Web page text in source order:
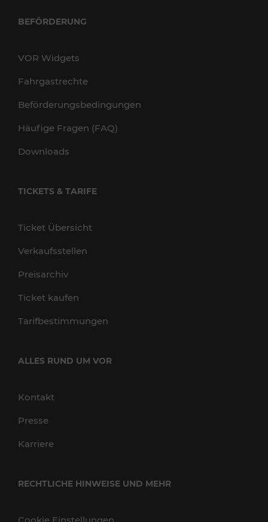
BEFÖRDERUNG
VOR Widgets
Fahrgastrechte
Beförderungsbedingungen
Häufige Fragen (FAQ)
Downloads
TICKETS & TARIFE
Ticket Übersicht
Verkaufsstellen
Preisarchiv
Ticket kaufen
Tarifbestimmungen
ALLES RUND UM VOR
Kontakt
Presse
Karriere
RECHTLICHE HINWEISE UND MEHR